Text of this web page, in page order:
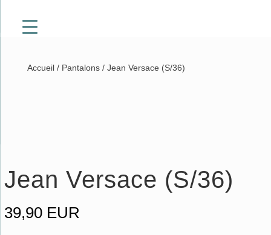
Accueil/ Pantalons/ Jean Versace (S/36)
Jean Versace (S/36)
39,90 EUR